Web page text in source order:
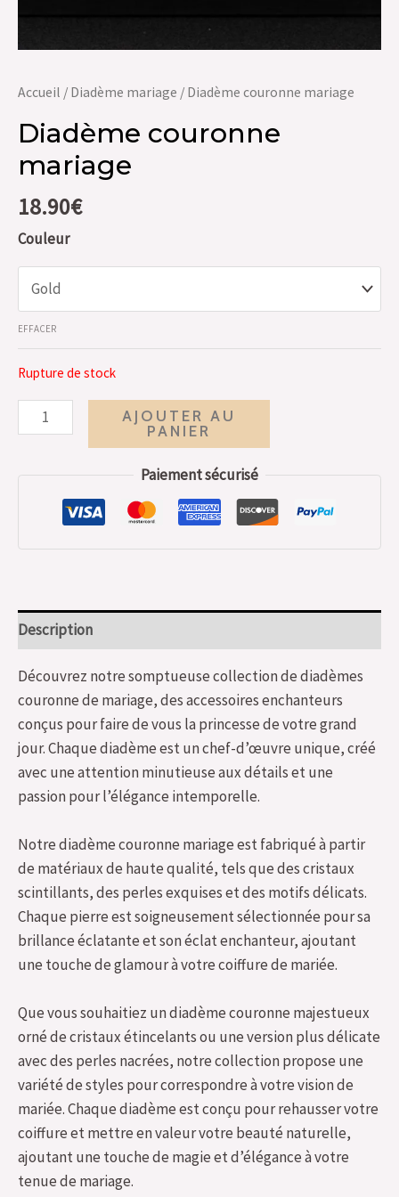
Accueil / Diadème mariage / Diadème couronne mariage
Diadème couronne
mariage
18.90€
Couleur
EFFACER
Rupture de stock
AJOUTER AU
PANIER
Paiement sécurisé
Description
Découvrez notre somptueuse collection de diadèmes
couronne de mariage, des accessoires enchanteurs
conçus pour faire de vous la princesse de votre grand
jour. Chaque diadème est un chef-d’œuvre unique, créé
avec une attention minutieuse aux détails et une
passion pour l’élégance intemporelle.
Notre diadème couronne mariage est fabriqué à partir
de matériaux de haute qualité, tels que des cristaux
scintillants, des perles exquises et des motifs délicats.
Chaque pierre est soigneusement sélectionnée pour sa
brillance éclatante et son éclat enchanteur, ajoutant
une touche de glamour à votre coiffure de mariée.
Que vous souhaitiez un diadème couronne majestueux
orné de cristaux étincelants ou une version plus délicate
avec des perles nacrées, notre collection propose une
variété de styles pour correspondre à votre vision de
mariée. Chaque diadème est conçu pour rehausser votre
coiffure et mettre en valeur votre beauté naturelle,
ajoutant une touche de magie et d’élégance à votre
tenue de mariage.